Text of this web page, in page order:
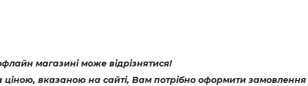
магазині може відрізнятися!
вказаною на сайті, Вам потрібно оформити